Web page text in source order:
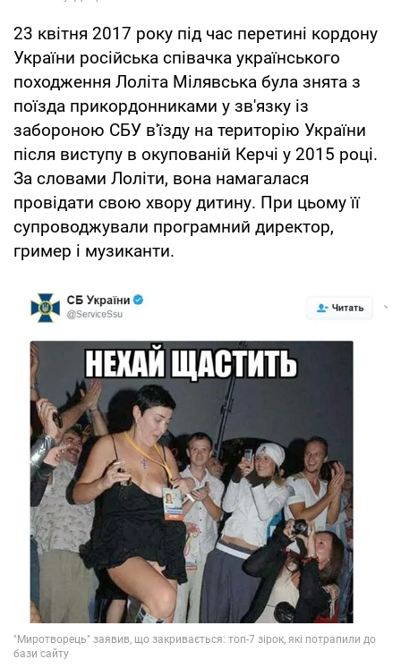
23 квітня 2017 року під час перетині кордону
України російська співачка українського
походження Лоліта Мілявська була знята з
поїзда прикордонниками у зв'язку із
забороною СБУ в'їзду на територію України
після виступу в окупованій Керчі у 2015 році.
За словами Лоліти, вона намагалася
провідати свою хвору дитину. При цьому її
супроводжували програмний директор,
гример і музиканти.